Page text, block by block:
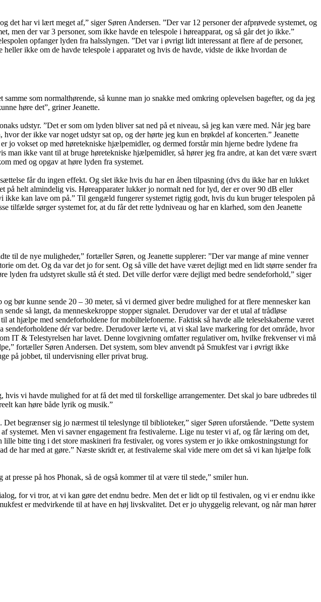
det har vi lært meget af,” siger Søren Andersen. ”Der var 12 personer der afprøvede systemet, og
men der var 3 personer, som ikke havde en telespole i høreapparat, og så går det jo ikke.”
opfanger lyden fra halsslyngen. ”Det var i øvrigt lidt interessant at flere af de personer,
ikke om de havde telespole i apparatet og hvis de havde, vidste de ikke hvordan de
som normalthørende, så kunne man jo snakke med omkring oplevelsen bagefter, og da jeg
høre det”, griner Jeanette.
udstyr. ”Det er som om lyden bliver sat ned på et niveau, så jeg kan være med. Når jeg bare
der ikke var noget udstyr sat op, og der hørte jeg kun en brøkdel af koncerten.” Jeanette
jo vokset op med høretekniske hjælpemidler, og dermed forstår min hjerne bedre lydene fra
man ikke vant til at bruge høretekniske hjælpemidler, så hører jeg fra andre, at kan det være svært
med og opgav at høre lyden fra systemet.
får du ingen effekt. Og slet ikke hvis du har en åben tilpasning (dvs du ikke har en lukket
på helt almindelig vis. Høreapparater lukker jo normalt ned for lyd, der er over 90 dB eller
kan lave om på.” Til gengæld fungerer systemet rigtig godt, hvis du kun bruger telespolen på
tilfælde sørger systemet for, at du får det rette lydniveau og har en klarhed, som den Jeanette
til de nye muligheder,” fortæller Søren, og Jeanette supplerer: ”Der var mange af mine venner
om det. Og da var det jo for sent. Og så ville det have været dejligt med en lidt større sender fra
lyden fra udstyret skulle stå ét sted. Det ville derfor være dejligt med bedre sendeforhold,” siger
bør kunne sende 20 – 30 meter, så vi dermed giver bedre mulighed for at flere mennesker kan
så langt, da menneskekroppe stopper signalet. Derudover var der et utal af trådløse
hjælpe med sendeforholdene for mobiltelefonerne. Faktisk så havde alle teleselskaberne været
sendeforholdene dér var bedre. Derudover lærte vi, at vi skal lave markering for det område, hvor
IT & Telestyrelsen har lavet. Denne lovgivning omfatter regulativer om, hvilke frekvenser vi må
fortæller Søren Andersen. Det system, som blev anvendt på Smukfest var i øvrigt ikke
på jobbet, til undervisning eller privat brug.
vi havde mulighed for at få det med til forskellige arrangementer. Det skal jo bare udbredes til
kan høre både lyrik og musik.”
begrænser sig jo nærmest til teleslynge til biblioteker,” siger Søren uforstående. ”Dette system
systemet. Men vi savner engagement fra festivalerne. Lige nu tester vi af, og får læring om det,
bitte ting i det store maskineri fra festivaler, og vores system er jo ikke omkostningstungt for
de har med at gøre.” Næste skridt er, at festivalerne skal vide mere om det så vi kan hjælpe folk
presse på hos Phonak, så de også kommer til at være til stede,” smiler hun.
for vi tror, at vi kan gøre det endnu bedre. Men det er lidt op til festivalen, og vi er endnu ikke
er medvirkende til at have en høj livskvalitet. Det er jo uhyggelig relevant, og når man hører